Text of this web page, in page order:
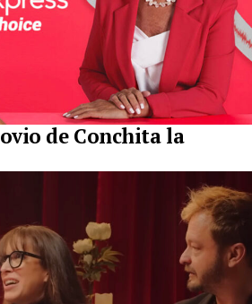
de Conchita la